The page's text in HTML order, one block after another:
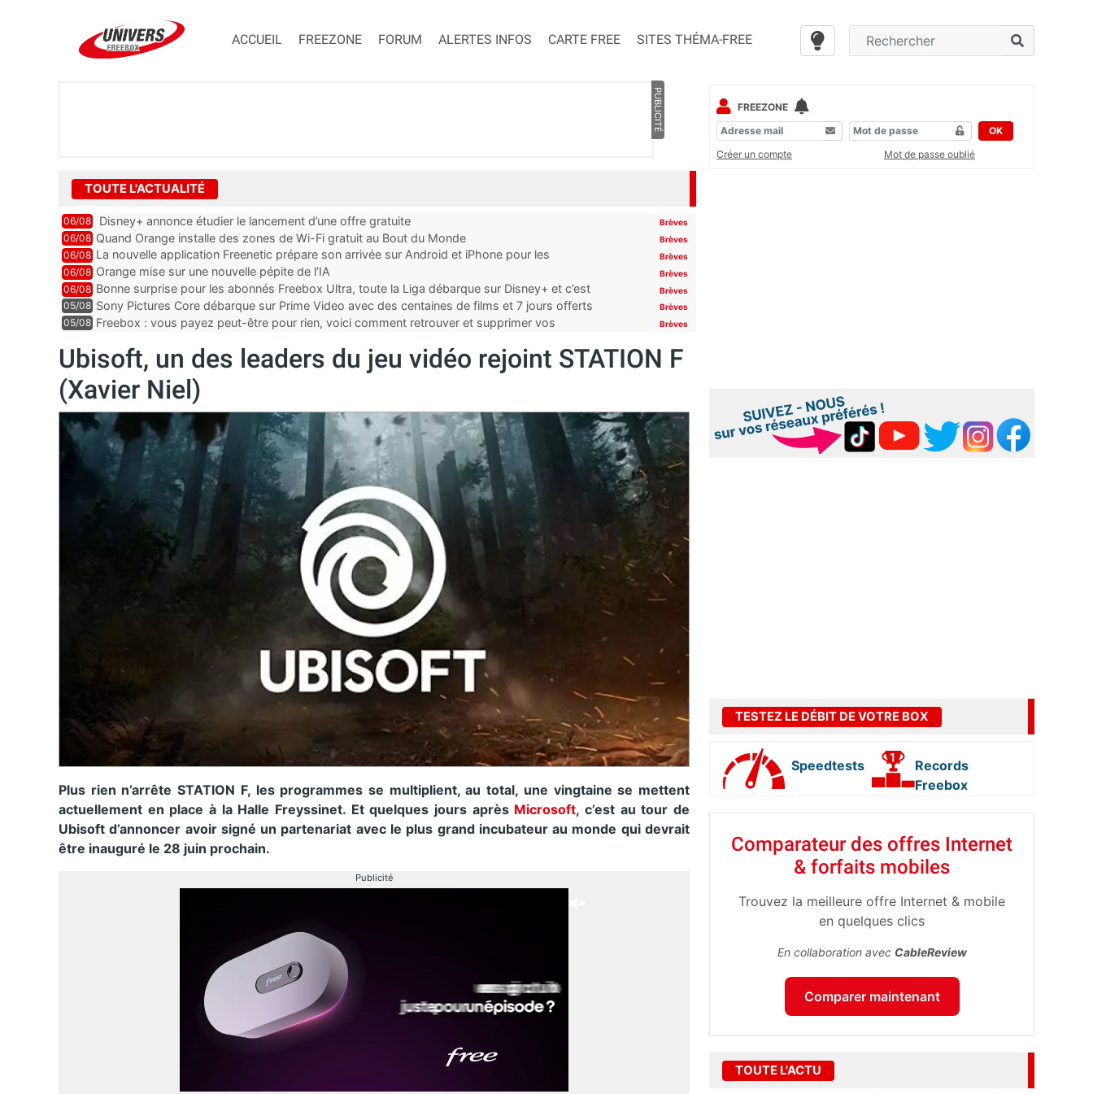
ACCUEIL FREEZONE FORUM ALERTES INFOS CARTE FREE SITES THÉMA-FREE
PUBLICITÉ
TOUTE L'ACTUALITÉ
06/08 Disney+ annonce étudier le lancement d’une offre gratuite Brèves
06/08 Quand Orange installe des zones de Wi-Fi gratuit au Bout du Monde Brèves
06/08 La nouvelle application Freenetic prépare son arrivée sur Android et iPhone pour les
abonnés Freebox, testez la
Brèves
06/08 Orange mise sur une nouvelle pépite de l’IA Brèves
06/08 Bonne surprise pour les abonnés Freebox Ultra, toute la Liga débarque sur Disney+ et c’est
inclus
Brèves
05/08 Sony Pictures Core débarque sur Prime Video avec des centaines de films et 7 jours offerts Brèves
05/08 Freebox : vous payez peut-être pour rien, voici comment retrouver et supprimer vos
Brèves
Ubisoft, un des leaders du jeu vidéo rejoint STATION F
(Xavier Niel)
Plus rien n’arrête STATION F, les programmes se multiplient, au total, une vingtaine se mettent
actuellement en place à la Halle Freyssinet. Et quelques jours après Microsoft, c’est au tour de
Ubisoft d’annoncer avoir signé un partenariat avec le plus grand incubateur au monde qui devrait
être inauguré le 28 juin prochain.
Publicité
FREEZONE
OK
Créer un compte
Mot de passe oublié
TESTEZ LE DÉBIT DE VOTRE BOX
Speedtests
Records
Freebox
Comparateur des offres Internet
& forfaits mobiles
Trouvez la meilleure offre Internet & mobile
en quelques clics
En collaboration avec CableReview
Comparer maintenant
TOUTE L'ACTU